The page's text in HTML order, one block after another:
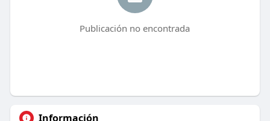
Publicación no encontrada
Información